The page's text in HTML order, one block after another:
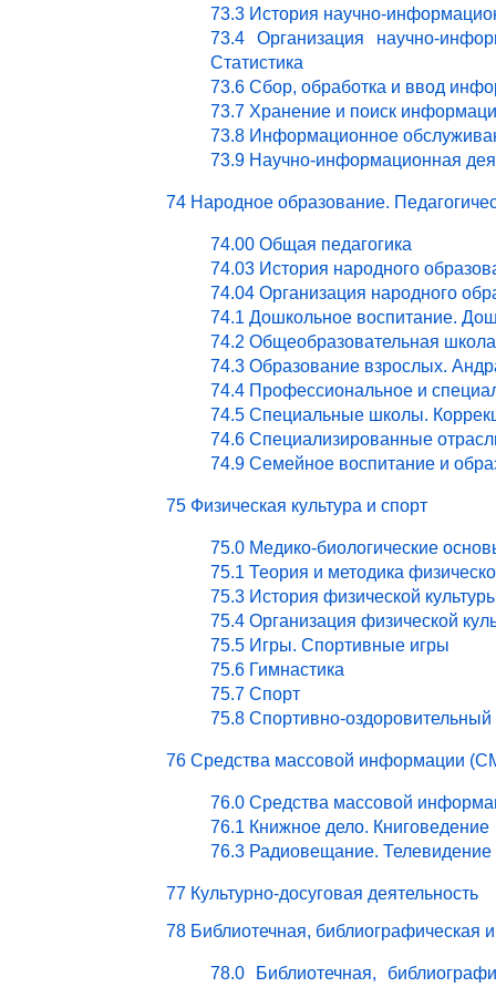
73.3 История научно-
73.4 Организация научно-
Статистика
73.6 Сбор, обработка и ввод
73.7 Хранение и поиск
73.8 Информационное
73.9 Научно-информационная
74 Народное образование.
74.00 Общая педагогика
74.03 История народного
74.04 Организация народного
74.1 Дошкольное воспитание.
74.2 Общеобразовательная
74.3 Образование взрослых.
74.4 Профессиональное и
74.5 Специальные школы.
74.6 Специализированные
74.9 Семейное воспитание и
75 Физическая культура и спорт
75.0 Медико-биологические
75.1 Теория и методика
75.3 История физической
75.4 Организация физической
75.5 Игры. Спортивные игры
75.6 Гимнастика
75.7 Спорт
75.8 Спортивно-
76 Средства массовой информации
76.0 Средства массовой
76.1 Книжное дело. Книговедение
76.3 Радиовещание. Телевидение
77 Культурно-досуговая деятельность
78 Библиотечная, библиографическая
78.0 Библиотечная,